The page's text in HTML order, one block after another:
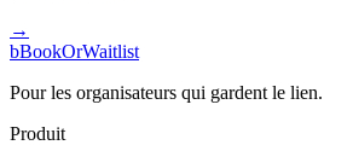
→
bBookOrWaitlist
Pour les organisateurs qui gardent le lien.
Produit